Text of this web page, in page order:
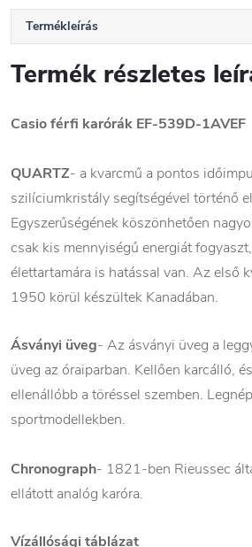
Termékleírás
Termék részletes
Casio férfi karórák EF-539D-1AVEF
QUARTZ- a kvarcmű a pontos
szilíciumkristály segítségével történő
Egyszerűségének köszönhetően
csak kis mennyiségű energiát
élettartamára is hatással van. Az első
1950 körül készültek Kanadában.
Ásványi üveg- Az ásványi üveg a
üveg az óraiparban. Kellően karcálló,
ellenállóbb a töréssel szemben.
sportmodellekben.
Chronograph- 1821-ben Rieussec
ellátott analóg karóra.
Vízállósági táblázat